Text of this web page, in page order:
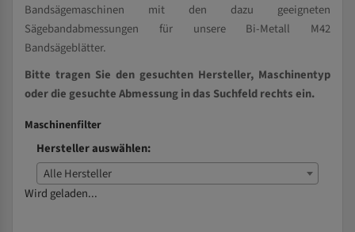
Bandsägemaschinen mit den dazu geeigneten
Sägebandabmessungen für unsere Bi-Metall M42
Bandsägeblätter.
Bitte tragen Sie den gesuchten Hersteller, Maschinentyp
oder die gesuchte Abmessung in das Suchfeld rechts ein.
Maschinenfilter
Hersteller auswählen:
Alle Hersteller
Wird geladen...